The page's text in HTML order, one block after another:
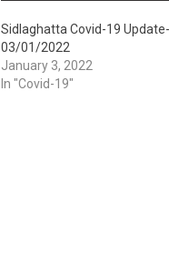
Sidlaghatta Covid-19 Update-
03/01/2022
January 3, 2022
In "Covid-19"